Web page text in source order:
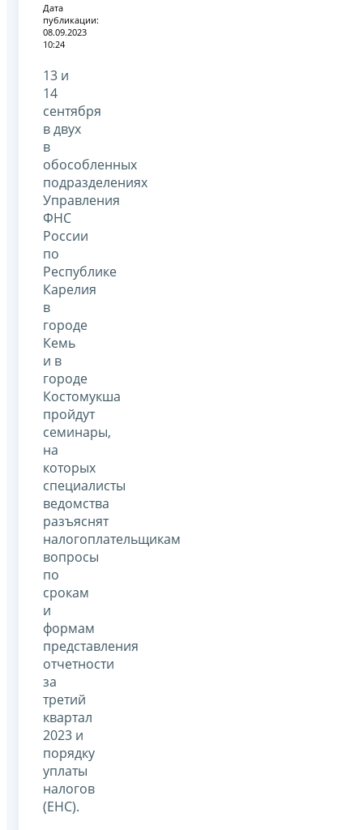
Дата
публикации:
08.09.2023
10:24
13 и
14
сентября
в двух
в
обособленных
подразделениях
Управления
ФНС
России
по
Республике
Карелия
в
городе
Кемь
и в
городе
Костомукша
пройдут
семинары,
на
которых
специалисты
ведомства
разъяснят
налогоплательщикам
вопросы
по
срокам
и
формам
представления
отчетности
за
третий
квартал
2023 и
порядку
уплаты
налогов
(ЕНС).